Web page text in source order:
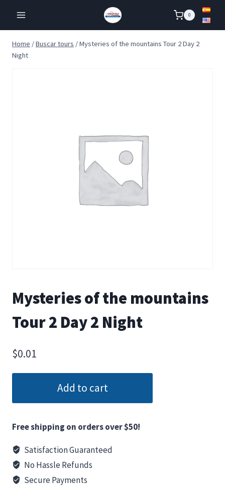
content
0
Home /Buscar tours /Mysteries of the mountains Tour 2 Day 2
Night
Mysteries of the mountains
Tour 2 Day 2 Night
$0.01
Add to cart
Free shipping on orders over $50!
Satisfaction Guaranteed
No Hassle Refunds
Secure Payments